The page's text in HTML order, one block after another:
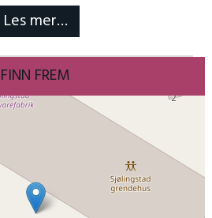
Les mer…
FINN FREM